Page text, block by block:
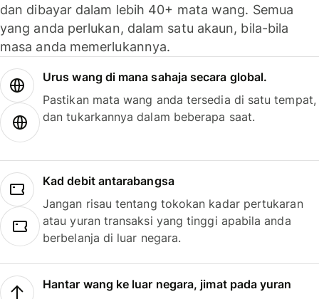
dan dibayar dalam lebih 40+ mata wang. Semua
yang anda perlukan, dalam satu akaun, bila-bila
masa anda memerlukannya.
Urus wang di mana sahaja secara global.
Pastikan mata wang anda tersedia di satu tempat,
dan tukarkannya dalam beberapa saat.
Kad debit antarabangsa
Jangan risau tentang tokokan kadar pertukaran
atau yuran transaksi yang tinggi apabila anda
berbelanja di luar negara.
Hantar wang ke luar negara, jimat pada yuran